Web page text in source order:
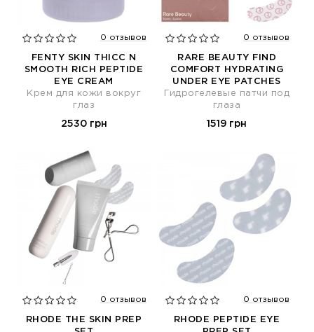
0 отзывов
FENTY SKIN THICC N
SMOOTH RICH PEPTIDE
EYE CREAM
Крем для кожи вокруг
глаз
2530 грн
0 отзывов
RARE BEAUTY FIND
COMFORT HYDRATING
UNDER EYE PATCHES
Гидрогелевые патчи под
глаза
1519 грн
0 отзывов
RHODE THE SKIN PREP
0 отзывов
RHODE PEPTIDE EYE